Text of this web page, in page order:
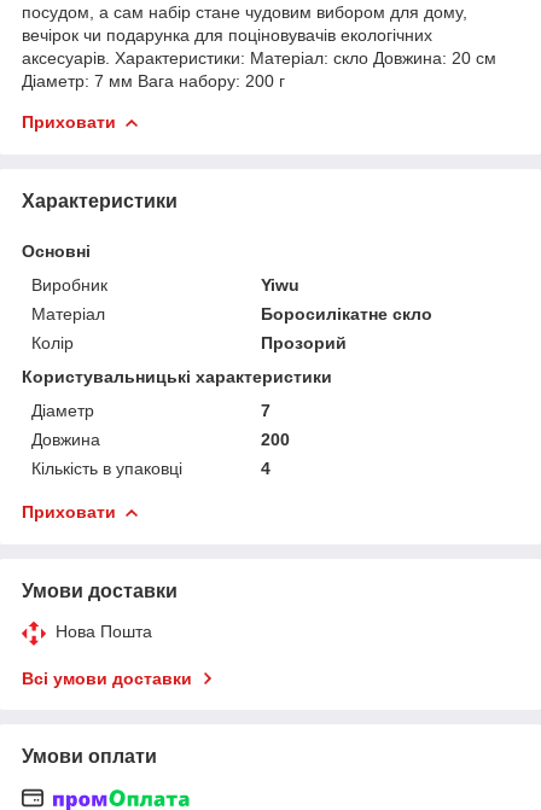
посудом, а сам набір стане чудовим вибором для дому,
вечірок чи подарунка для поціновувачів екологічних
аксесуарів. Характеристики: Матеріал: скло Довжина: 20 см
Діаметр: 7 мм Вага набору: 200 г
Приховати
Характеристики
Основні
Виробник
Yiwu
Матеріал
Боросилікатне скло
Колір
Прозорий
Користувальницькі характеристики
Діаметр
7
Довжина
200
Кількість в упаковці
4
Приховати
Умови доставки
Нова Пошта
Всі умови доставки
Умови оплати